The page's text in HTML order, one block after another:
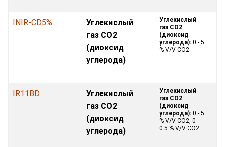
INIR-CD5%
Углекислый
газ CO2
(диоксид
углерода)
Углекислый
газ CO2
(диоксид
углерода): 0 - 5
% V/V CO2
IR11BD
Углекислый
газ CO2
(диоксид
углерода)
Углекислый
газ CO2
(диоксид
углерода): 0 - 5
% V/V CO2, 0 -
0.5 % V/V CO2